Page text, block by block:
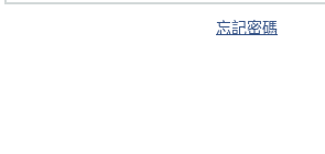
忘記密碼